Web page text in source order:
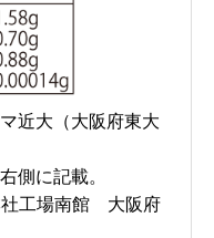
近大（大阪府東大
側に記載。
社工場南館 大阪府